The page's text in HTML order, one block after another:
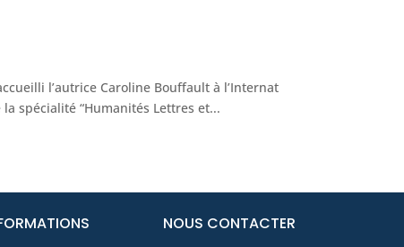
l’autrice Caroline Bouffault à l’Internat
spécialité “Humanités Lettres et...
NOUS CONTACTER